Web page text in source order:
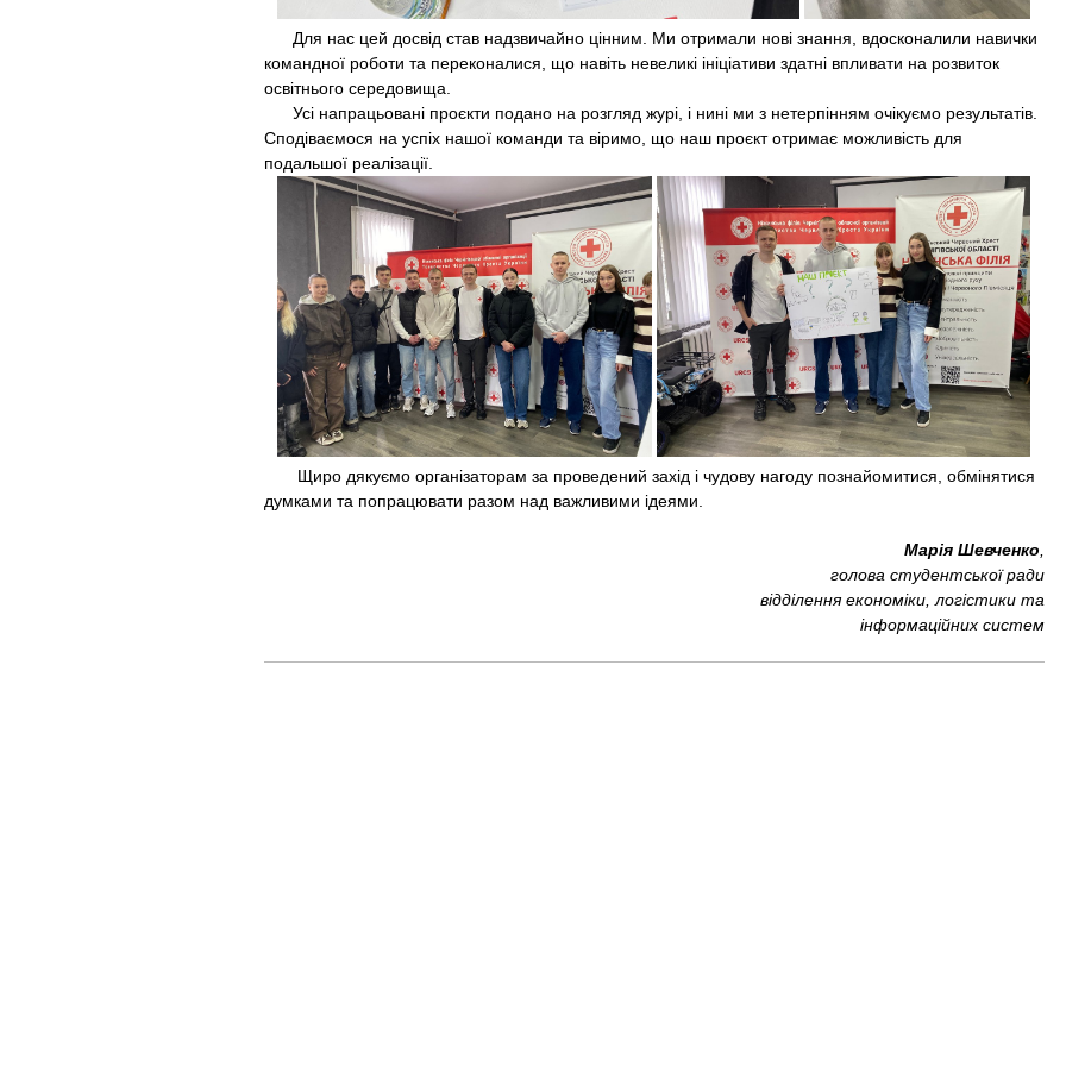
Для нас цей досвід став надзвичайно цінним. Ми отримали нові знання, вдосконалили навички
командної роботи та переконалися, що навіть невеликі ініціативи здатні впливати на розвиток
освітнього середовища.
Усі напрацьовані проєкти подано на розгляд журі, і нині ми з нетерпінням очікуємо результатів.
Сподіваємося на успіх нашої команди та віримо, що наш проєкт отримає можливість для
подальшої реалізації.
Щиро дякуємо організаторам за проведений захід і чудову нагоду познайомитися, обмінятися
думками та попрацювати разом над важливими ідеями.
Марія Шевченко
голова студентської ради
відділення економіки, логістики та
інформаційних систем